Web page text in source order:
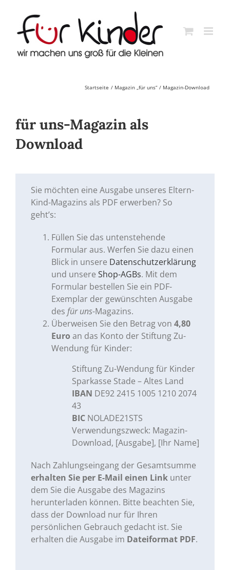
content
Startseite Magazin „für uns“ Magazin-Download
für uns-Magazin als
Download
Sie möchten eine Ausgabe unseres Eltern-
Kind-Magazins als PDF erwerben? So
geht’s:
Füllen Sie das untenstehende
Formular aus. Werfen Sie dazu einen
Blick in unsere Datenschutzerklärung
und unsere Shop-AGBs. Mit dem
Formular bestellen Sie ein PDF-
Exemplar der gewünschten Ausgabe
des für uns-Magazins.
Überweisen Sie den Betrag von 4,80
Euro an das Konto der Stiftung Zu-
Wendung für Kinder:
Stiftung Zu-Wendung für Kinder
Sparkasse Stade – Altes Land
IBAN DE92 2415 1005 1210 2074
43
BIC NOLADE21STS
Verwendungszweck: Magazin-
Download, [Ausgabe], [Ihr Name]
Nach Zahlungseingang der Gesamtsumme
erhalten Sie per E-Mail einen Link unter
dem Sie die Ausgabe des Magazins
herunterladen können. Bitte beachten Sie,
dass der Download nur für Ihren
persönlichen Gebrauch gedacht ist. Sie
erhalten die Ausgabe im Dateiformat PDF.